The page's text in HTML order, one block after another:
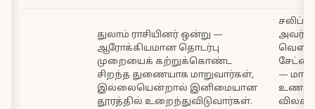
துலாம் ராசியினர் ஒன்று —
ஆரோக்கியமான தொடர்பு
முறையைக் கற்றுக்கொண்ட
சிறந்த துணையாக மாறுவார்கள்,
இல்லையென்றால் இனிமையான
தூரத்தில் உறைந்துவிடுவார்கள்.
—